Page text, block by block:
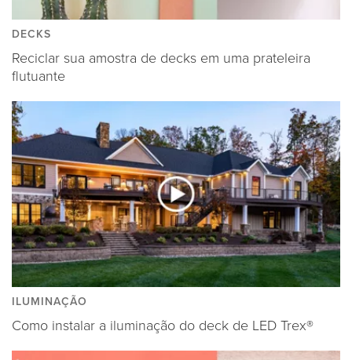
DECKS
Reciclar sua amostra de decks em uma prateleira
flutuante
ILUMINAÇÃO
Como instalar a iluminação do deck de LED Trex®